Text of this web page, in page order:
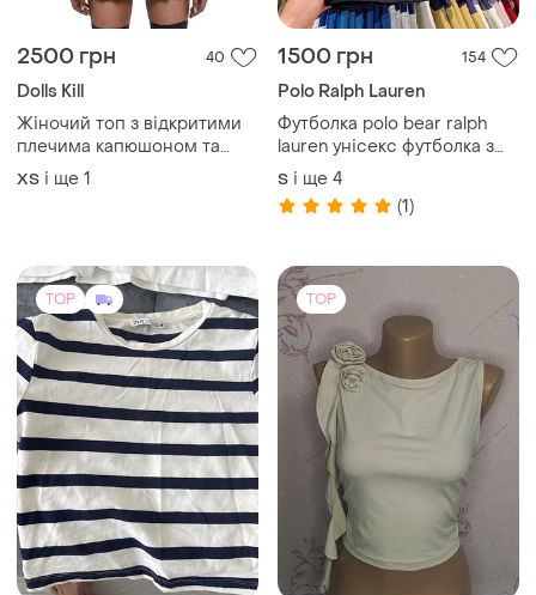
2500 грн 40
Dolls Kill
Жіночий топ з відкритими
плечима капюшоном та
маскою на зав’язках від
бренду dolls kill darker wavs
ХS і ще 1
1500 грн 154
Polo Ralph Lauren
Футболка polo bear ralph
lauren унісекс футболка з
ведмедем, футболка
унисекс polo, футболка с
медведем
S і ще 4
(1)
TOP TOP